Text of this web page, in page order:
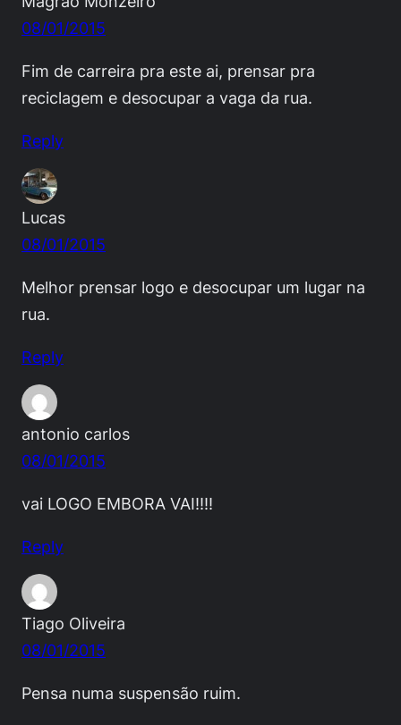
08/01/2015
Fim de carreira pra este ai, prensar pra
reciclagem e desocupar a vaga da rua.
Reply
Lucas
08/01/2015
Melhor prensar logo e desocupar um lugar na
rua.
Reply
antonio carlos
08/01/2015
vai LOGO EMBORA VAI!!!!
Reply
Tiago Oliveira
08/01/2015
Pensa numa suspensão ruim.